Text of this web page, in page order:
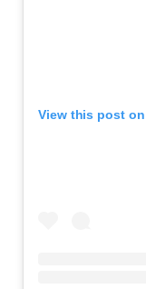
View this post